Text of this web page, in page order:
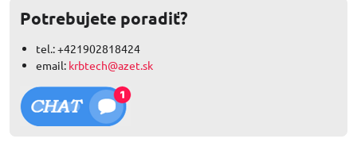
Potrebujete poradiť?
tel.: +421902818424
email: krbtech@azet.sk